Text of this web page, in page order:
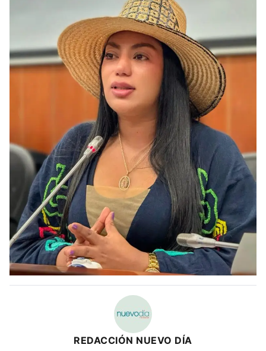
REDACCIÓN NUEVO DÍA